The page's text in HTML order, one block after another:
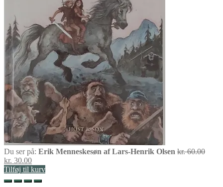
Du ser på: Erik Menneskesøn af Lars-Henrik Olsen kr.60.00Den
kr. 30.00Den
aktuelle
pris
Tilføj til kurv